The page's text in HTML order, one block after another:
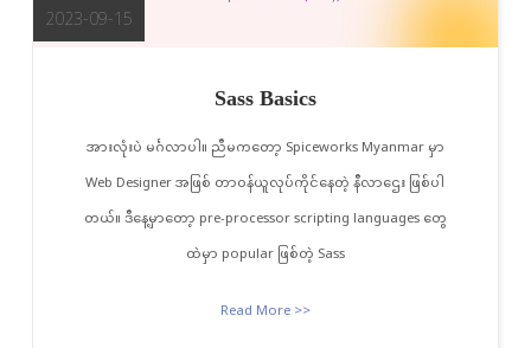
2023-09-15
Sass Basics
အားလုံးပဲ မင်္ဂလာပါ။ ညီမကတော့ Spiceworks Myanmar မှာ
Web Designer အဖြစ် တာဝန်ယူလုပ်ကိုင်နေတဲ့ နီလာဌေး ဖြစ်ပါ
တယ်။ ဒီနေ့မှာတော့ pre-processor scripting languages တွေ
ထဲမှာ popular ဖြစ်တဲ့ Sass
Read More >>